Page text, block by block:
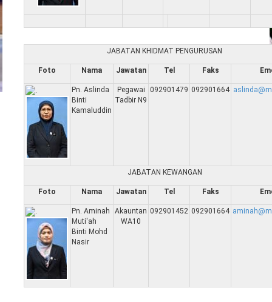
JABATAN KHIDMAT PENGURUSAN
Foto Nama Jawatan Tel Faks
Pn. Aslinda
Binti
Kamaluddin
Pegawai
Tadbir N9
092901479 092901664
JABATAN KEWANGAN
Foto Nama Jawatan Tel Faks
Pn. Aminah
Muti'ah
Binti Mohd
Nasir
Akauntan
WA10
092901452 092901664